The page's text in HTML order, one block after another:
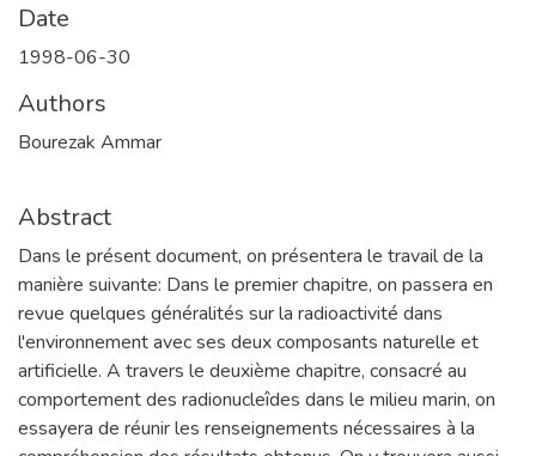
Date
1998-06-30
Authors
Bourezak Ammar
Abstract
Dans le présent document, on présentera le travail de la
manière suivante: Dans le premier chapitre, on passera en
revue quelques généralités sur la radioactivité dans
l'environnement avec ses deux composants naturelle et
artificielle. A travers le deuxième chapitre, consacré au
comportement des radionucleîdes dans le milieu marin, on
essayera de réunir les renseignements nécessaires à la